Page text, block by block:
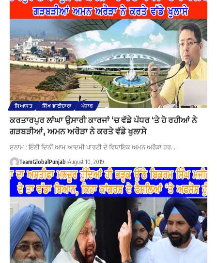
ਸਿਆਸਤ ਸਿੱਖ ਭਾਈਚਾਰਾ ਪੰਜਾਬ
ਕਰਤਾਰਪੁਰ ਲਾਂਘਾ ਉਸਾਰੀ ਕਾਰਜਾਂ ‘ਚ ਵੱਡੇ ਪੱਧਰ ‘ਤੇ ਹੋ ਰਹੀਆਂ ਨੇ
ਗੜਬੜੀਆਂ, ਅਮਨ ਅਰੋੜਾ ਨੇ ਕਰਤੇ ਵੱਡੇ ਖੁਲਾਸੇ
ਸੁਨਾਮ : ਇੰਨੀ ਦਿਨੀਂ ਆਮ ਆਦਮੀ ਪਾਰਟੀ ਦੇ ਵਿਧਾਇਕ ਅਮਨ ਅਰੋੜਾ ਹਰ…
TeamGlobalPunjab August 10, 2019